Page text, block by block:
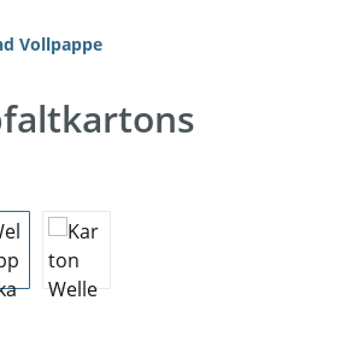
Vollpappe